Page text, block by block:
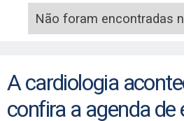
Não foram encontradas
A cardiologia
confira a agenda de